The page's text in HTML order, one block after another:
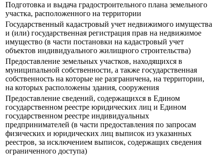
Подготовка и выдача градостроительного плана земельного
участка, расположенного на территории
Государственный кадастровый учет недвижимого имущества
и (или) государственная регистрация прав на недвижимое
имущество (в части постановки на кадастровый учет
объектов индивидуального жилищного строительства)
Предоставление земельных участков, находящихся в
муниципальной собственности, а также государственная
собственность на которые не разграничена, на территории,
на которых расположены здания, сооружения
Предоставление сведений, содержащихся в Едином
государственном реестре юридических лиц и Едином
государственном реестре индивидуальных
предпринимателей (в части предоставления по запросам
физических и юридических лиц выписок из указанных
реестров, за исключением выписок, содержащих сведения
ограниченного доступа)